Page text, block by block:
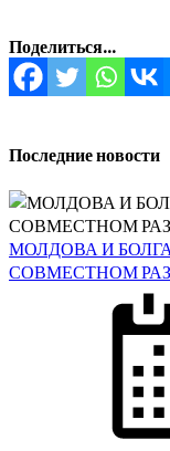
Поделиться...
Последние новости
МОЛДОВА И
СОВМЕСТНОМ